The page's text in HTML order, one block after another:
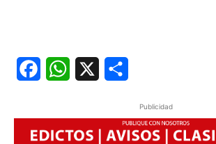
FacebookWhatsApp
Publicidad